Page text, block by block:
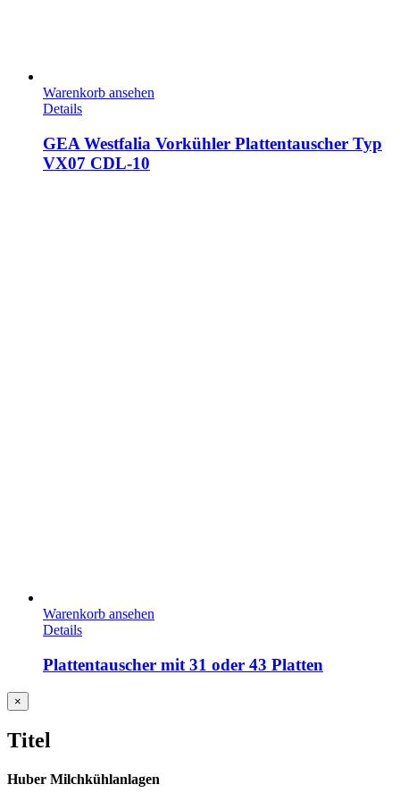
Warenkorb ansehen
Details
GEA Westfalia Vorkühler Plattentauscher Typ
VX07 CDL-10
Warenkorb ansehen
Details
Plattentauscher mit 31 oder 43 Platten
Close
product
view
×
Titel
Huber Milchkühlanlagen